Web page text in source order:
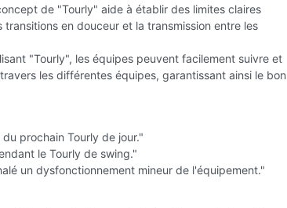
de "Tourly" aide à établir des limites claires
en douceur et la transmission entre les
"Tourly", les équipes peuvent facilement suivre et
les différentes équipes, garantissant ainsi le bon
prochain Tourly de jour."
le Tourly de swing."
un dysfonctionnement mineur de l'équipement."